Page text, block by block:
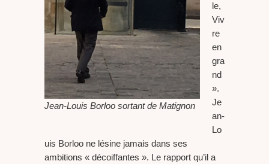
Jean-Louis Borloo sortant de Matignon
le,
Viv
re
en
gra
nd
».
Je
an-
Lo
uis Borloo ne lésine jamais dans ses
ambitions « décoiffantes ». Le rapport qu’il a